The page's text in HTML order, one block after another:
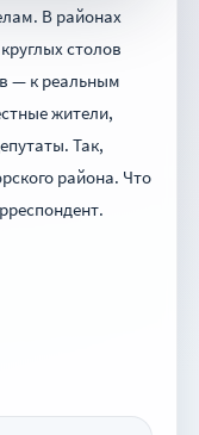
В районах
столов
— к реальным
жители,
Так,
района. Что